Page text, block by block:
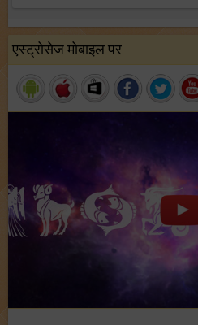
एस्ट्रोसेज मोबाइल पर